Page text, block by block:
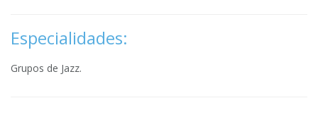
Especialidades:
Grupos de Jazz.